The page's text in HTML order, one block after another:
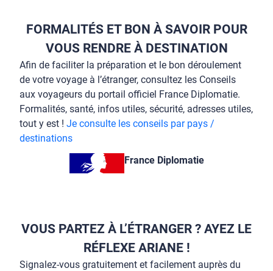
FORMALITÉS ET BON À SAVOIR POUR
VOUS RENDRE À DESTINATION
Afin de faciliter la préparation et le bon déroulement
de votre voyage à l’étranger, consultez les Conseils
aux voyageurs du portail officiel France Diplomatie.
Formalités, santé, infos utiles, sécurité, adresses utiles,
tout y est ! Je consulte les conseils par pays /
destinations
France Diplomatie
VOUS PARTEZ À L’ÉTRANGER ? AYEZ LE
RÉFLEXE ARIANE !
Signalez-vous gratuitement et facilement auprès du